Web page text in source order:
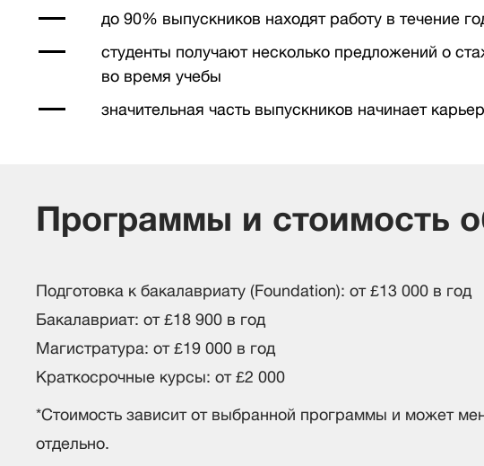
до 90% выпускников находят работу в течение
студенты получают несколько предложений о
во время учебы
значительная часть выпускников начинает
Программы и стоимость
Подготовка к бакалавриату (Foundation): от £13 000 в год
Бакалавриат: от £18 900 в год
Магистратура: от £19 000 в год
Краткосрочные курсы: от £2 000
*Стоимость зависит от выбранной программы и может
отдельно.